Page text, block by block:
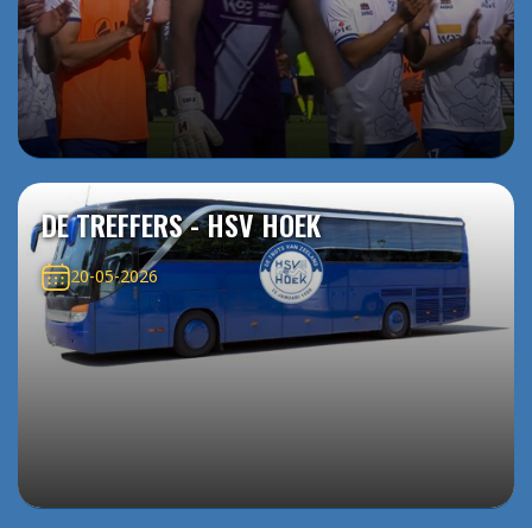
DE TREFFERS - HSV HOEK
20-05-2026